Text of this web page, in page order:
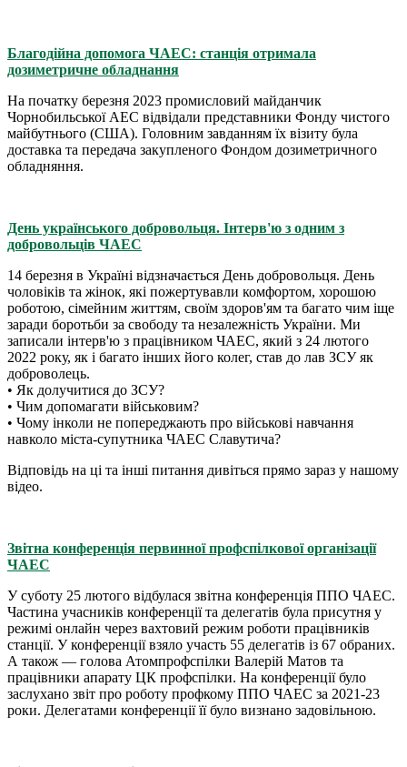
Благодійна допомога ЧАЕС: станція отримала
дозиметричне обладнання
На початку березня 2023 промисловий майданчик
Чорнобильської АЕС відвідали представники Фонду чистого
майбутнього (США). Головним завданням їх візиту була
доставка та передача закупленого Фондом дозиметричного
обладняння.
День українського добровольця. Інтерв'ю з одним з
добровольців ЧАЕС
14 березня в Україні відзначається День добровольця. День
чоловіків та жінок, які пожертувавли комфортом, хорошою
роботою, сімейним життям, своїм здоров'ям та багато чим іще
заради боротьби за свободу та незалежність України. Ми
записали інтерв'ю з працівником ЧАЕС, який з 24 лютого
2022 року, як і багато інших його колег, став до лав ЗСУ як
доброволець.
• Як долучитися до ЗСУ?
• Чим допомагати військовим?
• Чому інколи не попереджають про військові навчання
навколо міста-супутника ЧАЕС Славутича?
Відповідь на ці та інші питання дивіться прямо зараз у нашому
відео.
Звітна конференція первинної профспілкової організації
ЧАЕС
У суботу 25 лютого відбулася звітна конференція ППО ЧАЕС.
Частина учасників конференції та делегатів була присутня у
режимі онлайн через вахтовий режим роботи працівників
станції. У конференції взяло участь 55 делегатів із 67 обраних.
А також — голова Атомпрофспілки Валерій Матов та
працівники апарату ЦК профспілки. На конференції було
заслухано звіт про роботу профкому ППО ЧАЕС за 2021-23
роки. Делегатами конференції її було визнано задовільною.